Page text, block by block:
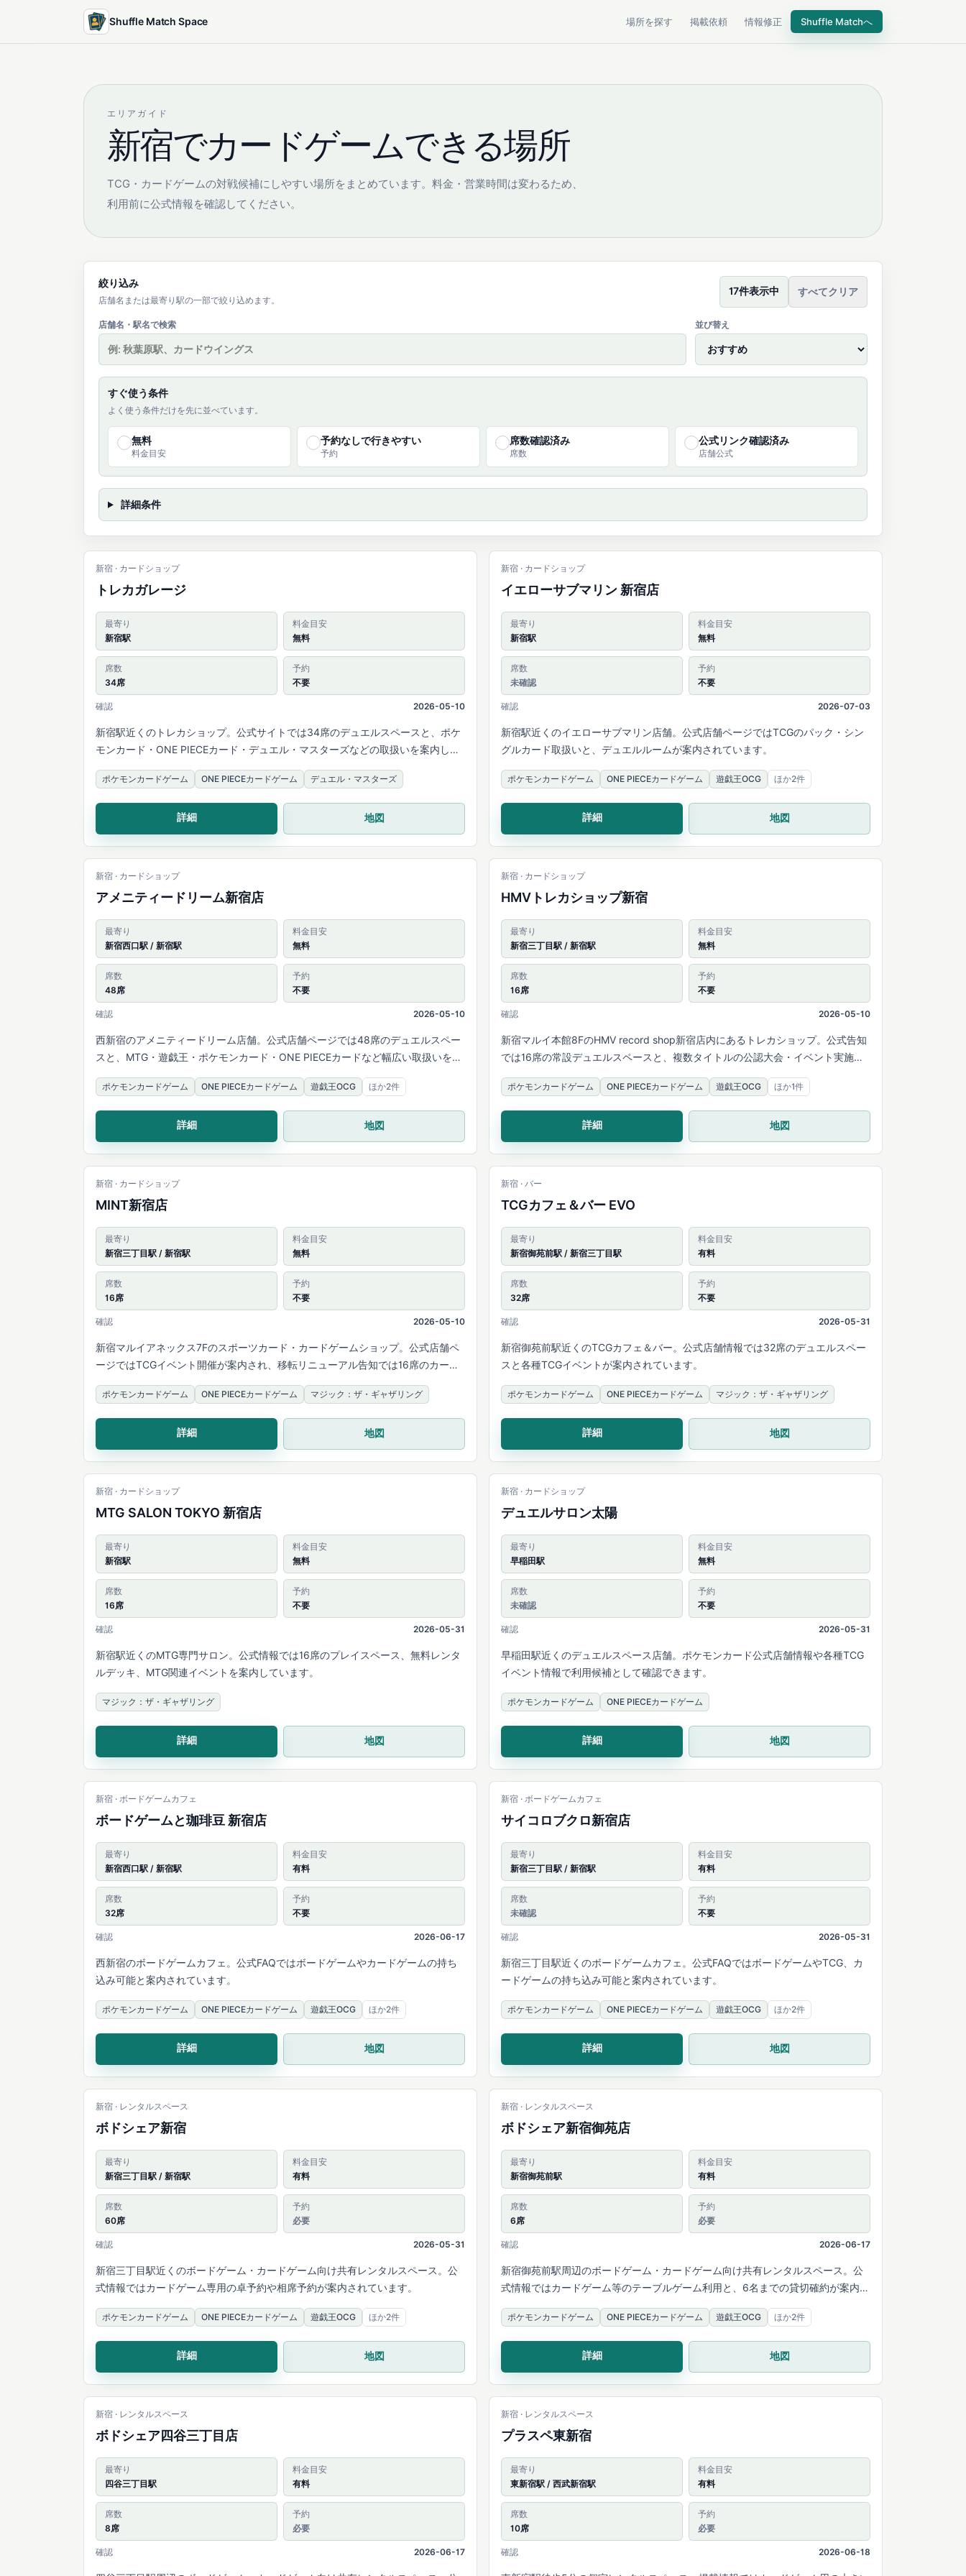
Shuffle Match Space 場所を探す 掲載依頼 情報修正 Shuffle Matchへ
エリアガイド
新宿でカードゲームできる場所
TCG・カードゲームの対戦候補にしやすい場所をまとめています。料金・営業時間は変わるため、
利用前に公式情報を確認してください。
絞り込み
店舗名または最寄り駅の一部で絞り込めます。
17件表示中 すべてクリア
店舗名・駅名で検索 並び替え
すぐ使う条件
よく使う条件だけを先に並べています。
無料
料金目安
予約なしで行きやすい
予約
席数確認済み
席数
公式リンク確認済み
店舗公式
詳細条件
新宿 · カードショップ
トレカガレージ
最寄り
新宿駅
料金目安
無料
席数
34席
予約
不要
確認 2026-05-10
新宿駅近くのトレカショップ。公式サイトでは34席のデュエルスペースと、ポケ
モンカード・ONE PIECEカード・デュエル・マスターズなどの取扱いを案内して
ポケモンカードゲーム ONE PIECEカードゲーム デュエル・マスターズ
詳細 地図
新宿 · カードショップ
イエローサブマリン 新宿店
最寄り
新宿駅
料金目安
無料
席数
未確認
予約
不要
確認 2026-07-03
新宿駅近くのイエローサブマリン店舗。公式店舗ページではTCGのパック・シン
グルカード取扱いと、デュエルルームが案内されています。
ポケモンカードゲーム ONE PIECEカードゲーム 遊戯王OCG ほか2件
詳細 地図
新宿 · カードショップ
アメニティードリーム新宿店
最寄り
新宿西口駅 / 新宿駅
料金目安
無料
席数
48席
予約
不要
確認 2026-05-10
西新宿のアメニティードリーム店舗。公式店舗ページでは48席のデュエルスペー
スと、MTG・遊戯王・ポケモンカード・ONE PIECEカードなど幅広い取扱いを案
ポケモンカードゲーム ONE PIECEカードゲーム 遊戯王OCG ほか2件
詳細 地図
新宿 · カードショップ
HMVトレカショップ新宿
最寄り
新宿三丁目駅 / 新宿駅
料金目安
無料
席数
16席
予約
不要
確認 2026-05-10
新宿マルイ本館8FのHMV record shop新宿店内にあるトレカショップ。公式告知
では16席の常設デュエルスペースと、複数タイトルの公認大会・イベント実施予
ポケモンカードゲーム ONE PIECEカードゲーム 遊戯王OCG ほか1件
詳細 地図
新宿 · カードショップ
MINT新宿店
最寄り
新宿三丁目駅 / 新宿駅
料金目安
無料
席数
16席
予約
不要
確認 2026-05-10
新宿マルイアネックス7Fのスポーツカード・カードゲームショップ。公式店舗ペ
ージではTCGイベント開催が案内され、移転リニューアル告知では16席のカード
ポケモンカードゲーム ONE PIECEカードゲーム マジック：ザ・ギャザリング
詳細 地図
新宿 · バー
TCGカフェ＆バー EVO
最寄り
新宿御苑前駅 / 新宿三丁目駅
料金目安
有料
席数
32席
予約
不要
確認 2026-05-31
新宿御苑前駅近くのTCGカフェ＆バー。公式店舗情報では32席のデュエルスペー
スと各種TCGイベントが案内されています。
ポケモンカードゲーム ONE PIECEカードゲーム マジック：ザ・ギャザリング
詳細 地図
新宿 · カードショップ
MTG SALON TOKYO 新宿店
最寄り
新宿駅
料金目安
無料
席数
16席
予約
不要
確認 2026-05-31
新宿駅近くのMTG専門サロン。公式情報では16席のプレイスペース、無料レンタ
ルデッキ、MTG関連イベントを案内しています。
マジック：ザ・ギャザリング
詳細 地図
新宿 · カードショップ
デュエルサロン太陽
最寄り
早稲田駅
料金目安
無料
席数
未確認
予約
不要
確認 2026-05-31
早稲田駅近くのデュエルスペース店舗。ポケモンカード公式店舗情報や各種TCG
イベント情報で利用候補として確認できます。
ポケモンカードゲーム ONE PIECEカードゲーム
詳細 地図
新宿 · ボードゲームカフェ
ボードゲームと珈琲豆 新宿店
最寄り
新宿西口駅 / 新宿駅
料金目安
有料
席数
32席
予約
不要
確認 2026-06-17
西新宿のボードゲームカフェ。公式FAQではボードゲームやカードゲームの持ち
込み可能と案内されています。
ポケモンカードゲーム ONE PIECEカードゲーム 遊戯王OCG ほか2件
詳細 地図
新宿 · ボードゲームカフェ
サイコロブクロ新宿店
最寄り
新宿三丁目駅 / 新宿駅
料金目安
有料
席数
未確認
予約
不要
確認 2026-05-31
新宿三丁目駅近くのボードゲームカフェ。公式FAQではボードゲームやTCG、カ
ードゲームの持ち込み可能と案内されています。
ポケモンカードゲーム ONE PIECEカードゲーム 遊戯王OCG ほか2件
詳細 地図
新宿 · レンタルスペース
ボドシェア新宿
最寄り
新宿三丁目駅 / 新宿駅
料金目安
有料
席数
60席
予約
必要
確認 2026-05-31
新宿三丁目駅近くのボードゲーム・カードゲーム向け共有レンタルスペース。公
式情報ではカードゲーム専用の卓予約や相席予約が案内されています。
ポケモンカードゲーム ONE PIECEカードゲーム 遊戯王OCG ほか2件
詳細 地図
新宿 · レンタルスペース
ボドシェア新宿御苑店
最寄り
新宿御苑前駅
料金目安
有料
席数
6席
予約
必要
確認 2026-06-17
新宿御苑前駅周辺のボードゲーム・カードゲーム向け共有レンタルスペース。公
式情報ではカードゲーム等のテーブルゲーム利用と、6名までの貸切確約が案内さ
ポケモンカードゲーム ONE PIECEカードゲーム 遊戯王OCG ほか2件
詳細 地図
新宿 · レンタルスペース
ボドシェア四谷三丁目店
最寄り
四谷三丁目駅
料金目安
有料
席数
8席
予約
必要
確認 2026-06-17
新宿 · レンタルスペース
プラスペ東新宿
最寄り
東新宿駅 / 西武新宿駅
料金目安
有料
席数
10席
予約
必要
確認 2026-06-18